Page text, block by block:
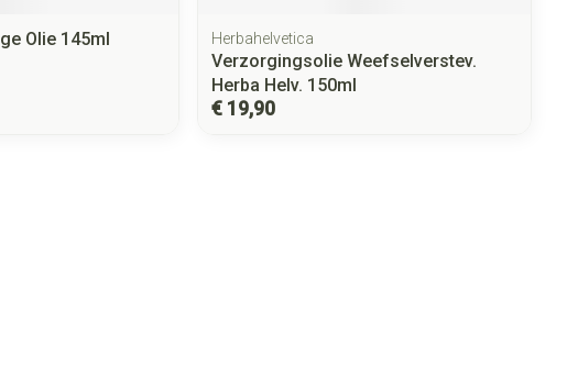
Olie 145ml Herbahelvetica
Verzorgingsolie Weefselverstev.
Herba Helv. 150ml
€ 19,90